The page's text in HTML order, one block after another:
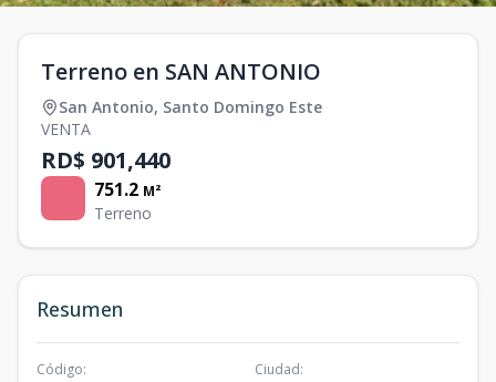
Terreno en SAN ANTONIO
San Antonio, Santo Domingo Este
VENTA
RD$ 901,440
751.2 M²
Terreno
Resumen
Código: Ciudad: